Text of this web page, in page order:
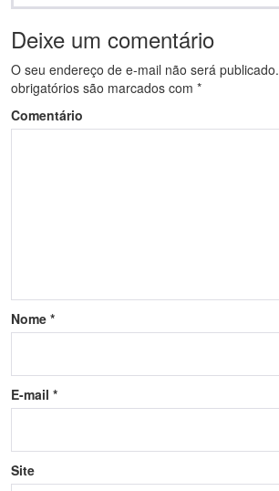
Deixe um comentário
O seu endereço de e-mail não será publicado.
obrigatórios são marcados com *
Comentário
Nome *
E-mail *
Site